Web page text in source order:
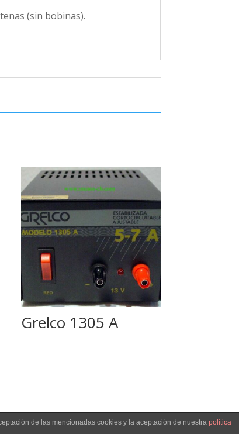
(sin bobinas).
Grelco 1305 A
de las mencionadas cookies y la aceptación de nuestra política